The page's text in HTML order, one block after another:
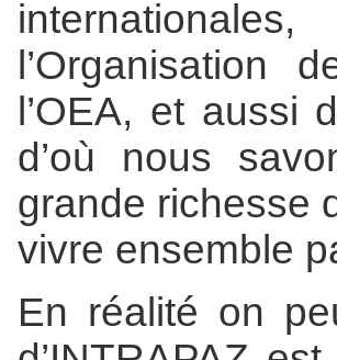
l’Organisation
l’OEA, et aussi
d’où nous
grande richesse
vivre ensemble
En réalité on